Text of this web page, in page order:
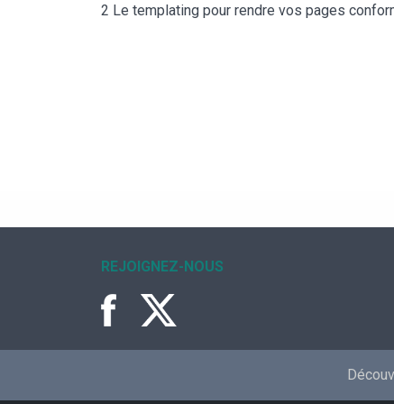
2 Le templating pour rendre vos pages
REJOIGNEZ-NOUS